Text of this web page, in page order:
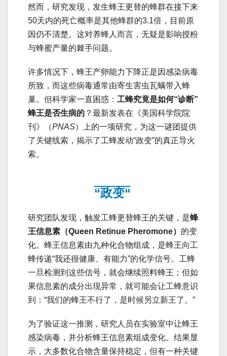
然而，研究发现，发生蜂王更替的蜂群在接下来
50天内的死亡概率是其他蜂群的3.1倍，目前原
因仍不清楚。这对养蜂人而言，无疑是影响授粉
与蜂蜜产量的棘手问题。
许多情况下，蜂王产卵能力下降正是因感染病毒
所致，而这些病毒通常由寄生害虫瓦螨带入蜂
巢。但科学家一直困惑： 工蜂究竟是如何“诊断”
蜂王是否生病的 ？最新发表在《美国科学院院
刊》（PNAS）上的一项研究，为这一谜团提供
了关键线索，揭示了工蜂发动“政变”的真正导火
索。
“政变“
研究团队发现，触发工蜂更替蜂王的关键，是蜂
王信息素（Queen Retinue Pheromone） 的变
化。蜂王信息素由九种化合物组成，是蜂王向工
蜂传递“我还很健康、有能力”的化学信号。工蜂
一旦检测到这些信号，就会继续照料蜂王；但如
果信息素的成分出现异常，就可能会让工蜂意识
到：“我们的蜂王不行了，是时候另立新王了。”
为了验证这一推测，研究人员在实验室中让蜂王
感染病毒，并分析蜂王信息素组成变化。结果显
示，大多数化合物含量保持稳定，但有一种关键